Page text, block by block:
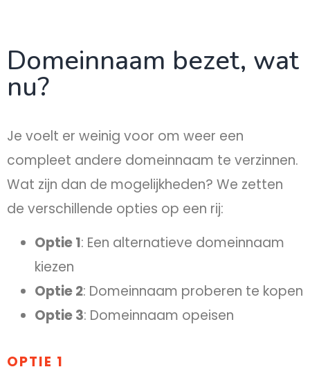
Domeinnaam bezet, wat
nu?
Je voelt er weinig voor om weer een
compleet andere domeinnaam te verzinnen.
Wat zijn dan de mogelijkheden? We zetten
de verschillende opties op een rij:
Optie 1: Een alternatieve domeinnaam
kiezen
Optie 2: Domeinnaam proberen te kopen
Optie 3: Domeinnaam opeisen
OPTIE 1